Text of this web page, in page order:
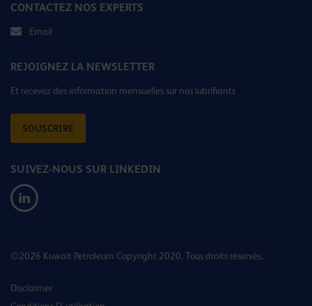
CONTACTEZ NOS EXPERTS
Email
REJOIGNEZ LA NEWSLETTER
Et recevez des information mensuelles sur nos lubrifiants
SOUSCRIRE
SUIVEZ-NOUS SUR LINKEDIN
©2026 Kuwait Petroleum Copyright 2020. Tous droits réservés.
Disclaimer